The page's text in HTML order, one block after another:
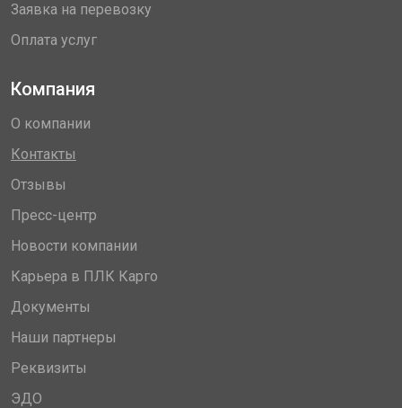
Заявка на перевозку
Оплата услуг
Компания
О компании
Контакты
Отзывы
Пресс-центр
Новости компании
Карьера в ПЛК Карго
Документы
Наши партнеры
Реквизиты
ЭДО